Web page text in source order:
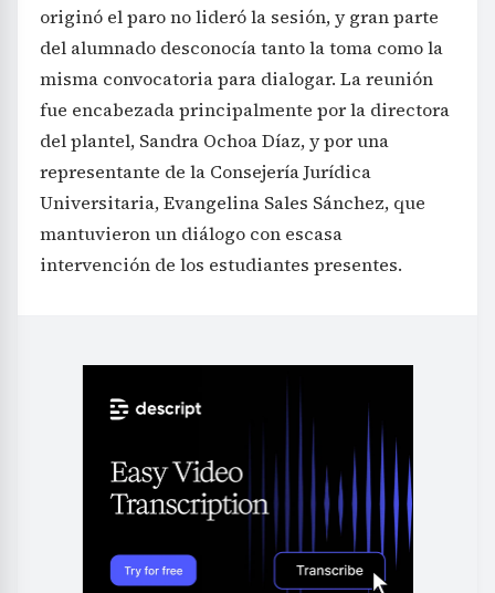
originó el paro no lideró la sesión, y gran parte
del alumnado desconocía tanto la toma como la
misma convocatoria para dialogar. La reunión
fue encabezada principalmente por la directora
del plantel, Sandra Ochoa Díaz, y por una
representante de la Consejería Jurídica
Universitaria, Evangelina Sales Sánchez, que
mantuvieron un diálogo con escasa
intervención de los estudiantes presentes.